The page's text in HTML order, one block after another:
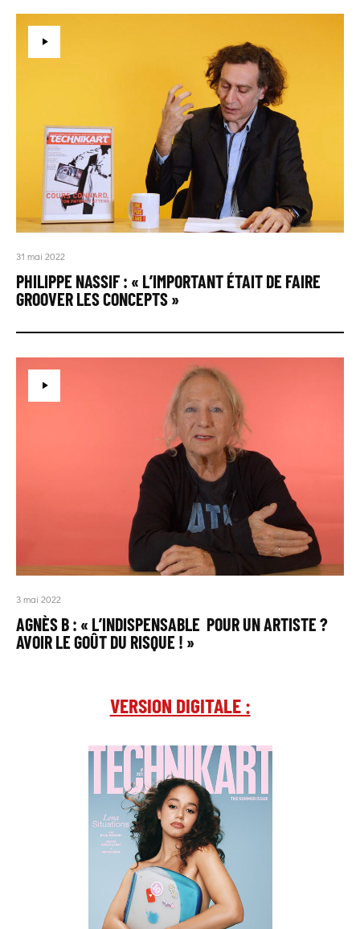
31 mai 2022
PHILIPPE NASSIF : « L’IMPORTANT ÉTAIT DE FAIRE
GROOVER LES CONCEPTS »
3 mai 2022
AGNÈS B : « L’INDISPENSABLE POUR UN ARTISTE ?
AVOIR LE GOÛT DU RISQUE ! »
VERSION DIGITALE :